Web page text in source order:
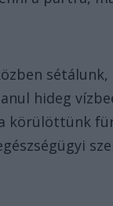
sétálunk,
hideg
körülöttünk